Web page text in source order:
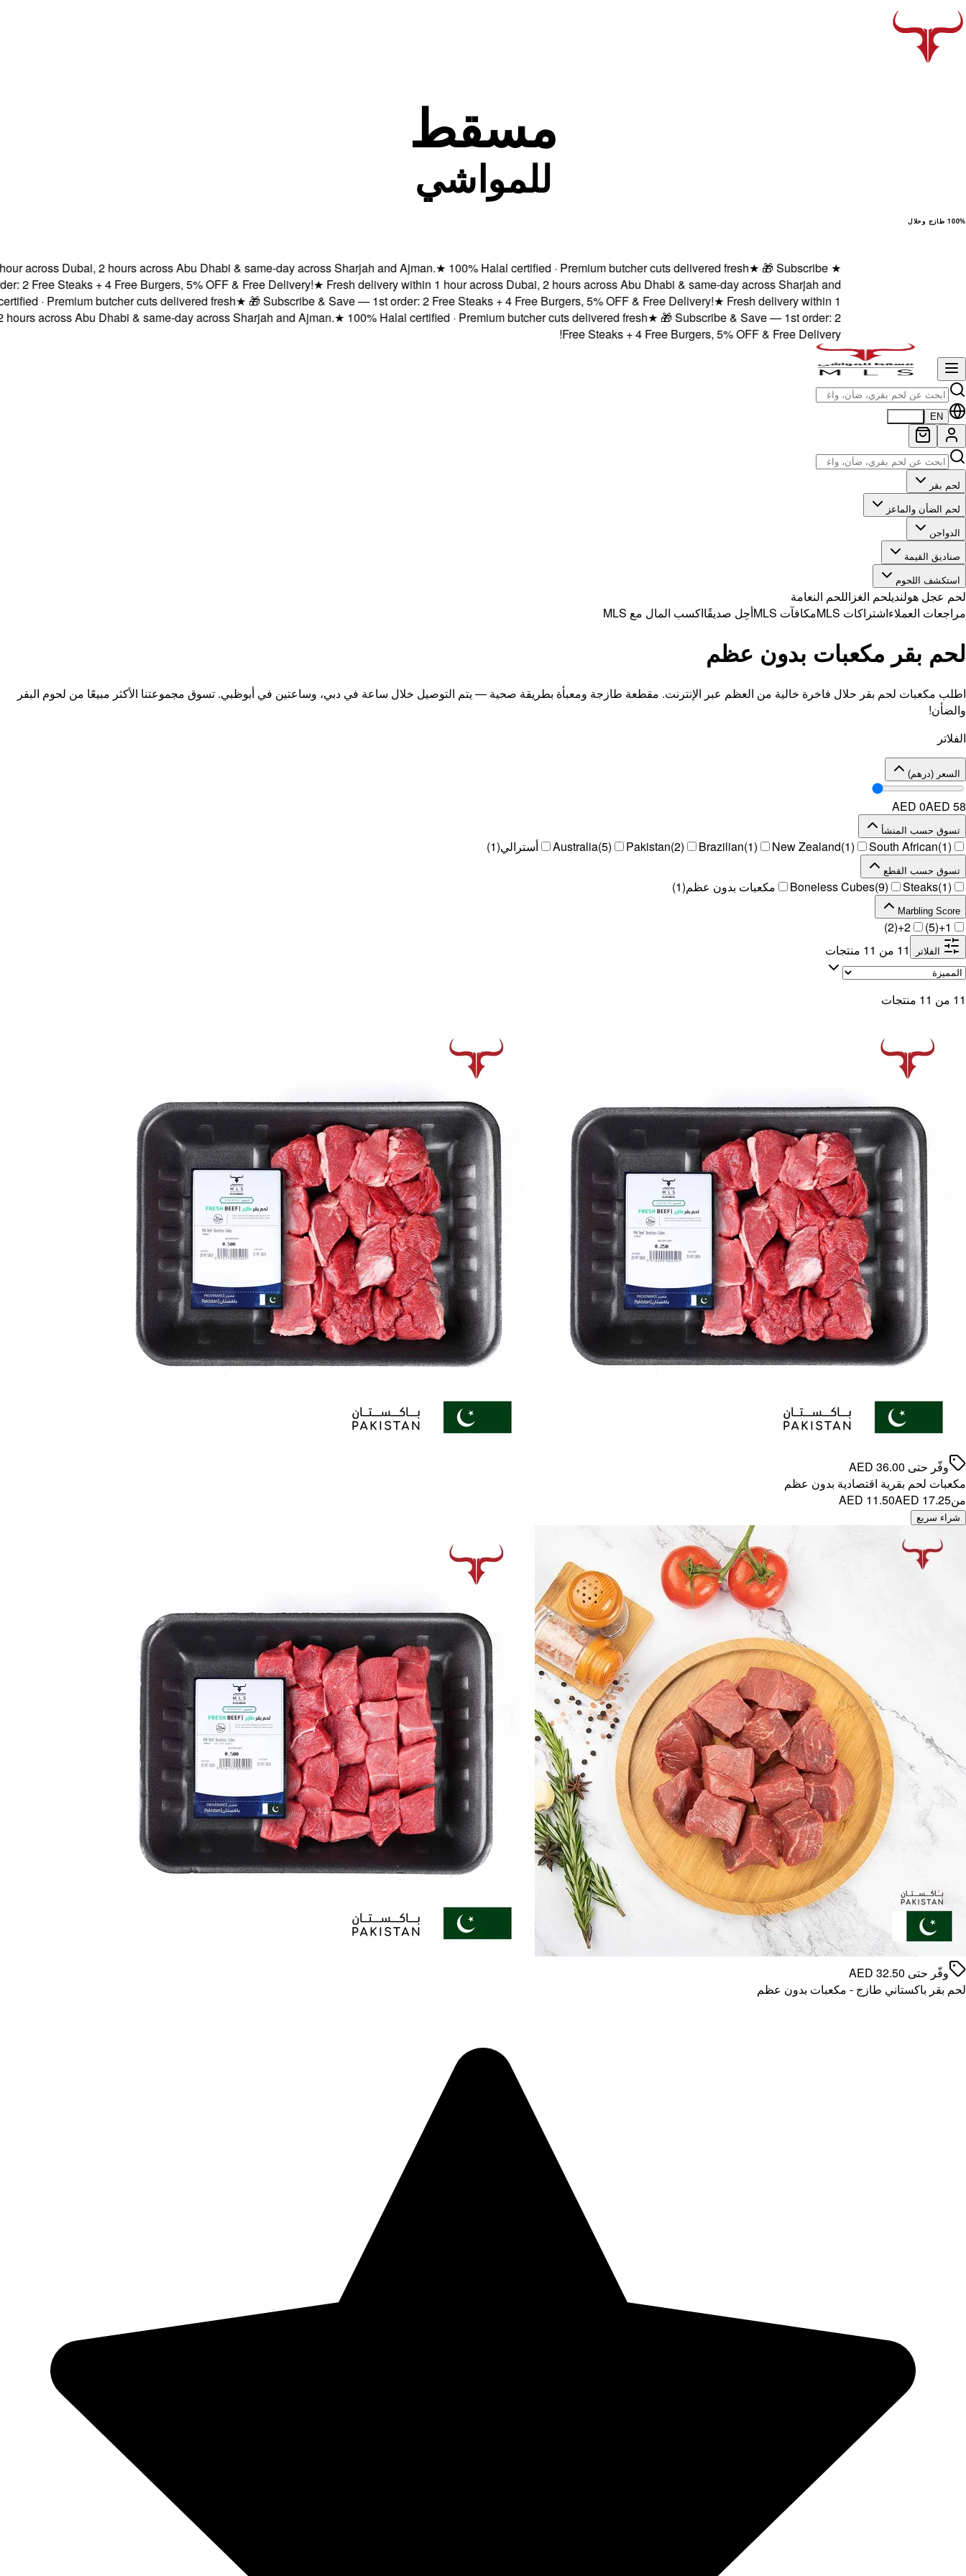
مسقط
للمواشي
100% طازج وحلال
★
Dubai, 2 hours across Abu Dhabi & same-day across Sharjah and Ajman.★100% Halal certified · Premium butcher cuts delivered fresh★🎁 Subscribe
Steaks + 4 Free Burgers, 5% OFF & Free Delivery!★Fresh delivery within 1 hour across Dubai, 2 hours across Abu Dhabi & same-day across Sharjah and
· Premium butcher cuts delivered fresh★🎁 Subscribe & Save — 1st order: 2 Free Steaks + 4 Free Burgers, 5% OFF & Free Delivery!★Fresh delivery within 1
across Abu Dhabi & same-day across Sharjah and Ajman.★100% Halal certified · Premium butcher cuts delivered fresh★🎁 Subscribe & Save — 1st order: 2
Free Steaks + 4 Free Burgers, 5% OFF & Free Delivery!
EN
لحم بقر
لحم الضأن والماعز
الدواجن
صناديق القيمة
استكشف اللحوم
لحم عجل هولنديلحم الغزاللحم النعامة
مراجعات العملاءاشتراكات MLS مكافآت MLS أحِل صديقًااكسب المال مع MLS
لحم بقر مكعبات بدون عظم
اطلب مكعبات لحم بقر حلال فاخرة خالية من العظم عبر الإنترنت. مقطعة طازجة ومعبأة بطريقة صحية — يتم التوصيل خلال ساعة في دبي، وساعتين في أبوظبي. تسوق مجموعتنا الأكثر مبيعًا من لحوم البقر
والضأن!
الفلاتر
السعر (درهم)
AED 0AED 58
تسوق حسب المنشأ
Australia(5) Pakistan(2) Brazilian(1) New Zealand(1) South African(1) أسترالي(
1
)
تسوق حسب القطع
Boneless Cubes(9) Steaks(1) مكعبات بدون عظم(
1
)
Marbling Score
1+
(
5
)
2+
(
2
)
الفلاتر 11 من 11 منتجات
11 من 11 منتجات
وفّر حتى AED 36.00
مكعبات لحم بقرية اقتصادية بدون عظم
من
AED 11.50AED 17.25
شراء سريع
وفّر حتى AED 32.50
لحم بقر باكستاني طازج - مكعبات بدون عظم